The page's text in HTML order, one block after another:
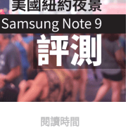
閱讀時間